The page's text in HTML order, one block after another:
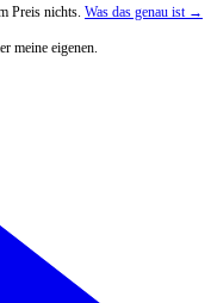
Preis nichts. Was das genau ist →
meine eigenen.